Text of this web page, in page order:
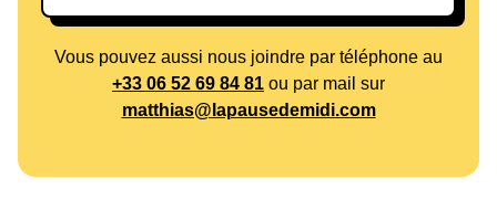
Vous pouvez aussi nous joindre par téléphone au
+33 06 52 69 84 81 ou par mail sur
matthias@lapausedemidi.com